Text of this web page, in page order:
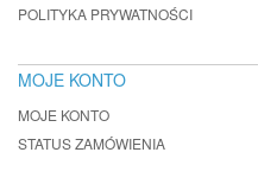
POLITYKA PRYWATNOŚCI
MOJE KONTO
MOJE KONTO
STATUS ZAMÓWIENIA